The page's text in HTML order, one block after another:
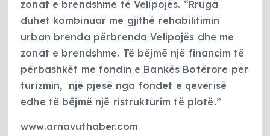
zonat e brendshme të Velipojës. “Rruga
duhet kombinuar me gjithë rehabilitimin
urban brenda përbrenda Velipojës dhe me
zonat e brendshme. Të bëjmë një financim të
përbashkët me fondin e Bankës Botërore për
turizmin, një pjesë nga fondet e qeverisë
edhe të bëjmë një ristrukturim të plotë.”
www.arnavuthaber.com